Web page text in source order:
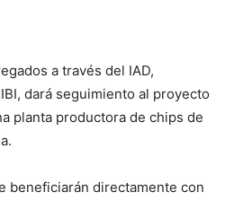
a través del IAD,
dará seguimiento al proyecto
planta productora de chips de
beneficiarán directamente con